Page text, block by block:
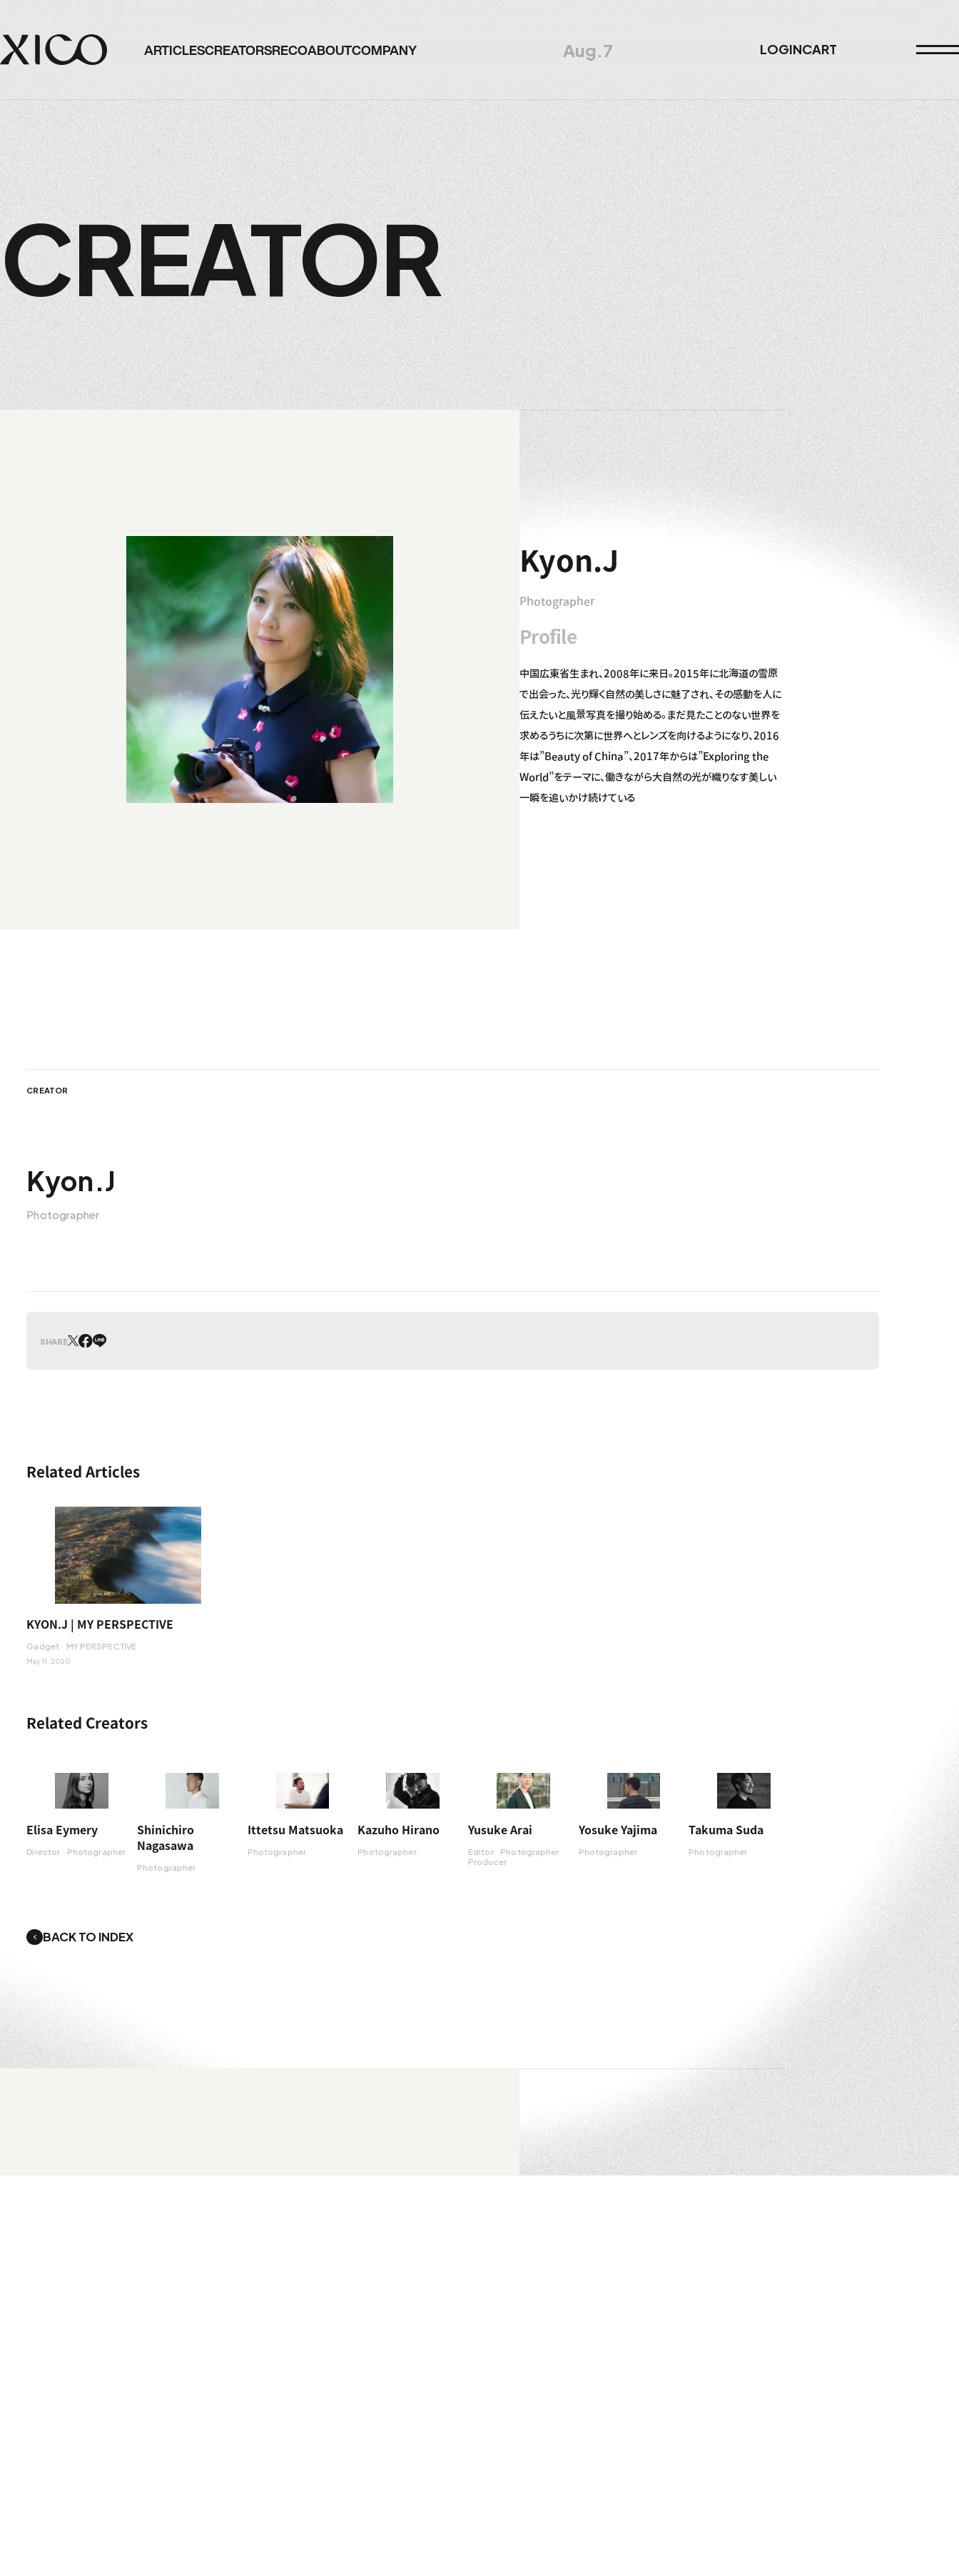
ARTICLESCREATORSRECOABOUTCOMPANY Aug.7 LOGINCART
CREATOR
Kyon.J
Photographer
Profile
中国広東省生まれ、2008年に来日。2015年に北海道の雪原
で出会った、光り輝く自然の美しさに魅了され、その感動を人に
伝えたいと風景写真を撮り始める。まだ見たことのない世界を
求めるうちに次第に世界へとレンズを向けるようになり、2016
年は”Beauty of China”、2017年からは”Exploring the
World”をテーマに、働きながら大自然の光が織りなす美しい
一瞬を追いかけ続けている
CREATOR
Kyon.J
Photographer
SHARE
Related Articles
KYON.J | MY PERSPECTIVE
Gadget MY PERSPECTIVE
May 11. 2020
Related Creators
Elisa Eymery
Director Photographer
Shinichiro
Nagasawa
Photographer
Ittetsu Matsuoka
Photographer
Kazuho Hirano
Photographer
Yusuke Arai
Editor
Photographer
Producer
Yosuke Yajima
Photographer
Takuma Suda
Photographer
BACK TO INDEX